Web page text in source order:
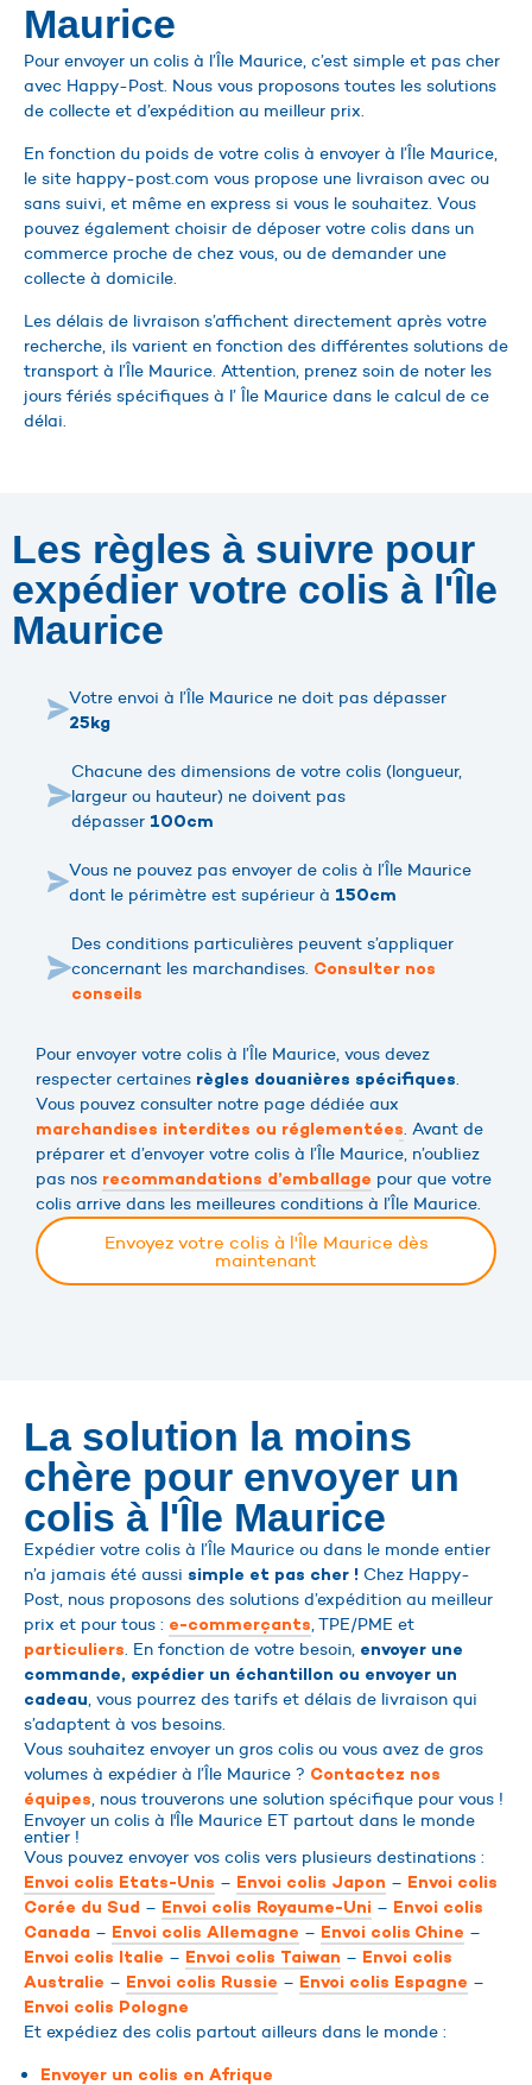
Maurice
Pour envoyer un colis à l’Île Maurice, c’est simple et pas cher
avec Happy-Post. Nous vous proposons toutes les solutions
de collecte et d’expédition au meilleur prix.
En fonction du poids de votre colis à envoyer à l’Île Maurice,
le site happy-post.com vous propose une livraison avec ou
sans suivi, et même en express si vous le souhaitez. Vous
pouvez également choisir de déposer votre colis dans un
commerce proche de chez vous, ou de demander une
collecte à domicile.
Les délais de livraison s’affichent directement après votre
recherche, ils varient en fonction des différentes solutions de
transport à l’Île Maurice. Attention, prenez soin de noter les
jours fériés spécifiques à l’ Île Maurice dans le calcul de ce
délai.
Les règles à suivre pour
expédier votre colis à l'Île
Maurice
Votre envoi à l’Île Maurice ne doit pas dépasser
25kg
Chacune des dimensions de votre colis (longueur,
largeur ou hauteur) ne doivent pas
dépasser100cm
Vous ne pouvez pas envoyer de colis à l’Île Maurice
dont le périmètre est supérieur à 150cm
Des conditions particulières peuvent s’appliquer
concernant les marchandises. Consulter nos
conseils
Pour envoyer votre colis à l’Île Maurice, vous devez
respecter certaines règles douanières spécifiques.
Vous pouvez consulter notre page dédiée aux
marchandises interdites ou réglementées. Avant de
préparer et d’envoyer votre colis à l’Île Maurice, n’oubliez
pas nos recommandations d’emballage pour que votre
colis arrive dans les meilleures conditions à l’Île Maurice.
Envoyez votre colis à l'Île Maurice dès
maintenant
La solution la moins
chère pour envoyer un
colis à l'Île Maurice
Expédier votre colis à l’Île Maurice ou dans le monde entier
n’a jamais été aussi simple et pas cher ! Chez Happy-
Post, nous proposons des solutions d’expédition au meilleur
prix et pour tous : e-commerçants, TPE/PME et
particuliers. En fonction de votre besoin, envoyer une
commande, expédier un échantillon ou envoyer un
cadeau, vous pourrez des tarifs et délais de livraison qui
s’adaptent à vos besoins.
Vous souhaitez envoyer un gros colis ou vous avez de gros
volumes à expédier à l’Île Maurice ? Contactez nos
équipes, nous trouverons une solution spécifique pour vous !
Envoyer un colis à l'Île Maurice ET partout dans le monde
entier !
Vous pouvez envoyer vos colis vers plusieurs destinations :
Envoi colis Etats-Unis – Envoi colis Japon – Envoi colis
Corée du Sud – Envoi colis Royaume-Uni – Envoi colis
Canada – Envoi colis Allemagne – Envoi colis Chine –
Envoi colis Italie – Envoi colis Taiwan – Envoi colis
Australie – Envoi colis Russie – Envoi colis Espagne –
Envoi colis Pologne
Et expédiez des colis partout ailleurs dans le monde :
Envoyer un colis en Afrique